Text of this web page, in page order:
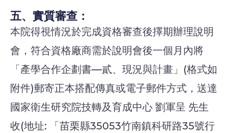
五、實質審查：
本院得視情況於完成資格審查後擇期辦理說明
會，符合資格廠商需於說明會後一個月內將
「產學合作企劃書—貳、現況與計畫」(格式如
附件)郵寄正本搭配傳真或電子郵件方式，送達
國家衛生研究院技轉及育成中心 劉軍呈 先生
收(地址: 「苗栗縣35053竹南鎮科研路35號行